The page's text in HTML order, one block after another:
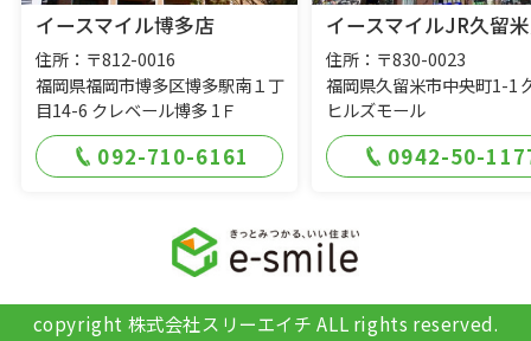
イースマイル博多店
住所：〒812-0016
福岡県福岡市博多区博多駅南１丁
目14-6 クレベール博多 1Ｆ
092-710-6161
イースマイルJR久留
住所：〒830-0023
福岡県久留米市中央町1-1
ヒルズモール
0942-50-
copyright 株式会社スリーエイチ ALL rights reserved.